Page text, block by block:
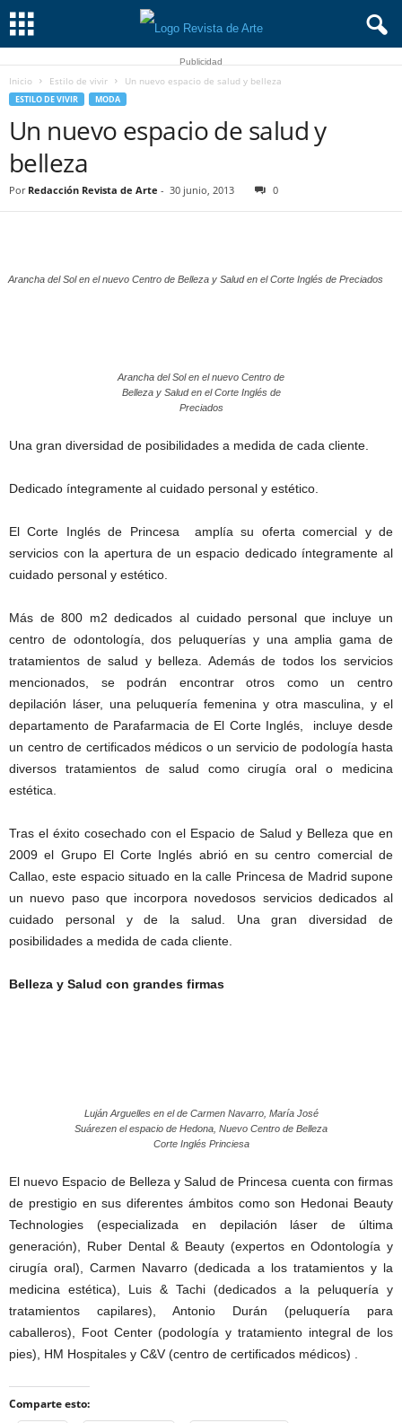
Publicidad
Inicio Estilo de vivir Un nuevo espacio de salud y belleza
ESTILO DE VIVIR MODA
Un nuevo espacio de salud y
belleza
Por Redacción Revista de Arte - 30 junio, 2013 0
Arancha del Sol en el nuevo Centro de Belleza y Salud en el Corte Inglés de Preciados
Arancha del Sol en el nuevo Centro de
Belleza y Salud en el Corte Inglés de
Preciados
Una gran diversidad de posibilidades a medida de cada cliente.
Dedicado íntegramente al cuidado personal y estético.
El Corte Inglés de Princesa amplía su oferta comercial y de
servicios con la apertura de un espacio dedicado íntegramente al
cuidado personal y estético.
Más de 800 m2 dedicados al cuidado personal que incluye un
centro de odontología, dos peluquerías y una amplia gama de
tratamientos de salud y belleza. Además de todos los servicios
mencionados, se podrán encontrar otros como un centro
depilación láser, una peluquería femenina y otra masculina, y el
departamento de Parafarmacia de El Corte Inglés, incluye desde
un centro de certificados médicos o un servicio de podología hasta
diversos tratamientos de salud como cirugía oral o medicina
estética.
Tras el éxito cosechado con el Espacio de Salud y Belleza que en
2009 el Grupo El Corte Inglés abrió en su centro comercial de
Callao, este espacio situado en la calle Princesa de Madrid supone
un nuevo paso que incorpora novedosos servicios dedicados al
cuidado personal y de la salud. Una gran diversidad de
posibilidades a medida de cada cliente.
Belleza y Salud con grandes firmas
Luján Arguelles en el de Carmen Navarro, María José
Suárezen el espacio de Hedona, Nuevo Centro de Belleza
Corte Inglés Princiesa
El nuevo Espacio de Belleza y Salud de Princesa cuenta con firmas
de prestigio en sus diferentes ámbitos como son Hedonai Beauty
Technologies (especializada en depilación láser de última
generación), Ruber Dental & Beauty (expertos en Odontología y
cirugía oral), Carmen Navarro (dedicada a los tratamientos y la
medicina estética), Luis & Tachi (dedicados a la peluquería y
tratamientos capilares), Antonio Durán (peluquería para
caballeros), Foot Center (podología y tratamiento integral de los
pies), HM Hospitales y C&V (centro de certificados médicos) .
Comparte esto: